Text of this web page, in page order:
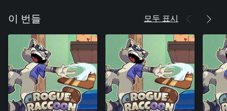
이 번들 모두 표시